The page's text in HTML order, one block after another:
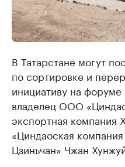
В Татарстане могут
по сортировке и
инициативу на
владелец ООО
экспортная компания
«Циндаоская
Цзиньчан» Чжан